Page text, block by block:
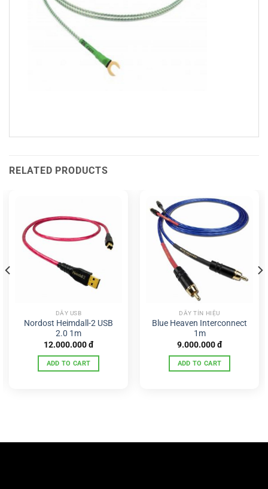
RELATED PRODUCTS
DÂY USB
Nordost Heimdall-2 USB
2.0 1m
12.000.000đ
ADD TO CART
DÂY TÍN HIỆU
Blue Heaven Interconnect
1m
9.000.000đ
ADD TO CART